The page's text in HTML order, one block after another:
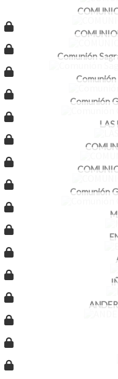
Comunión
Comunión
LAS
Comunión